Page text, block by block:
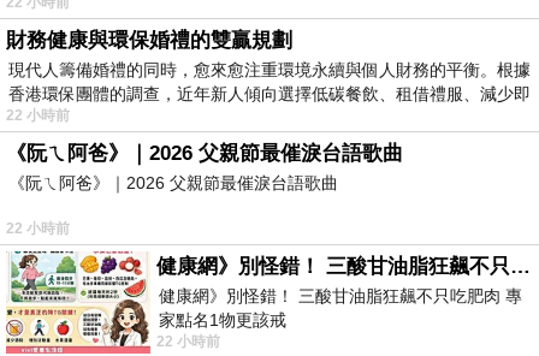
財務健康與環保婚禮的雙贏規劃
現代人籌備婚禮的同時，愈來愈注重環境永續與個人財務的平衡。根據
香港環保團體的調查，近年新人傾向選擇低碳餐飲、租借禮服、減少即
22 小時前
《阮ㄟ阿爸》｜2026 父親節最催淚台語歌曲
《阮ㄟ阿爸》｜2026 父親節最催淚台語歌曲
22 小時前
健康網》別怪錯！ 三酸甘油脂狂飆不只吃肥肉 專家點名1物更該戒
健康網》別怪錯！ 三酸甘油脂狂飆不只吃肥肉 專
家點名1物更該戒
https://health.ltn.com.tw/article/breakingnews/
22 小時前